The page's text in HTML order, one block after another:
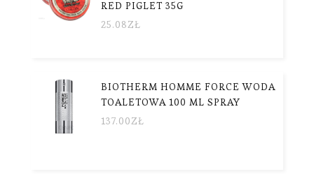
RED PIGLET 35G
25.08ZŁ
BIOTHERM HOMME FORCE WODA
TOALETOWA 100 ML SPRAY
137.00ZŁ